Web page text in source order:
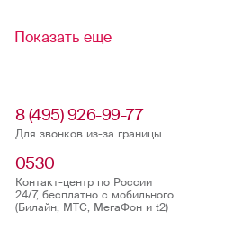
Показать еще
8 (495) 926-99-77
Для звонков из-за границы
0530
Контакт-центр по России
24/7, бесплатно с мобильного
(Билайн, МТС, МегаФон и t2)